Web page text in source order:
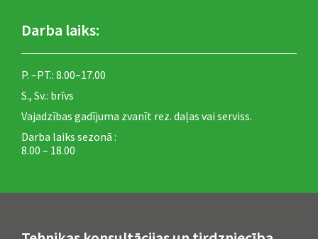
Darba laiks:
P. –PT.: 8.00–17.00
S., Sv.: brīvs
Vajadzības gadījuma zvanīt rez. daļas vai serviss.
Darba laiks sezonā :
8.00 – 18.00